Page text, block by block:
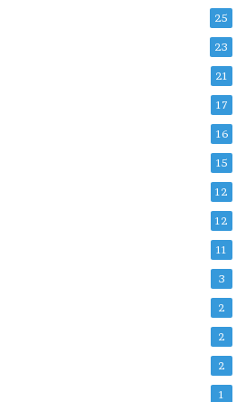
25
23
21
17
16
15
12
12
11
3
2
2
2
1